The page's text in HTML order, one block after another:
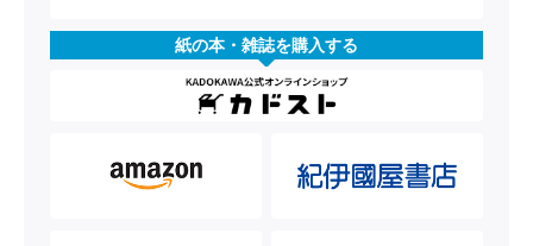
紙の本・雑誌を購入する